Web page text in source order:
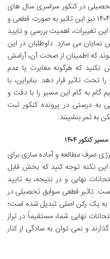
در کنکور سراسری سال های
اخیر رو به افزایش بوده و برای کنکور ۱۴۰۴ نیز این تاثیر به صورت قطعی و
تغییرات، اهمیت بررسی و تایید
می سازد. داوطلبان در این
که اطمینان از صحت آن، آرامش
نکنید که هرگونه مغایرت یا عدم
تحت تاثیر قرار دهد. بنابراین، با
گام به گام این مسیر را با دقت و
به درستی در پرونده کنکور ثبت
به ثمر بنشینند.
کنکور ۱۴۰۴
صرف مطالعه و آماده سازی برای
این نکته توجه کنید که بخش قابل
نهایی و در نتیجه، به تایید
تاثیر قطعی سوابق تحصیلی در
به یک رکن اصلی تبدیل شده است؛
نهایی شما، مستقیماً در تراز
و نمی توان به سادگی از کنار